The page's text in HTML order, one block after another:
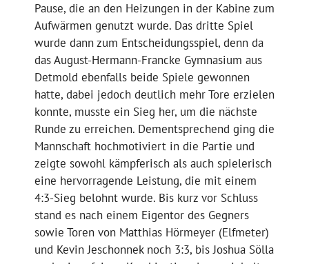
Pause, die an den Heizungen in der Kabine zum
Aufwärmen genutzt wurde. Das dritte Spiel
wurde dann zum Entscheidungsspiel, denn da
das August-Hermann-Francke Gymnasium aus
Detmold ebenfalls beide Spiele gewonnen
hatte, dabei jedoch deutlich mehr Tore erzielen
konnte, musste ein Sieg her, um die nächste
Runde zu erreichen. Dementsprechend ging die
Mannschaft hochmotiviert in die Partie und
zeigte sowohl kämpferisch als auch spielerisch
eine hervorragende Leistung, die mit einem
4:3-Sieg belohnt wurde. Bis kurz vor Schluss
stand es nach einem Eigentor des Gegners
sowie Toren von Matthias Hörmeyer (Elfmeter)
und Kevin Jeschonnek noch 3:3, bis Joshua Sölla